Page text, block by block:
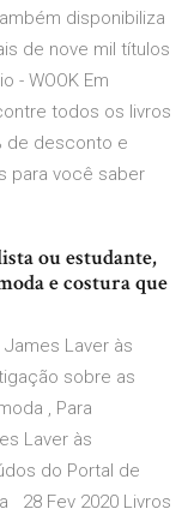
disponibiliza
de nove mil títulos
- WOOK Em
todos os livros
de desconto e
para você saber
ou estudante,
e costura que
Laver às
sobre as
, Para
Laver às
do Portal de
28 Fev 2020 Livros